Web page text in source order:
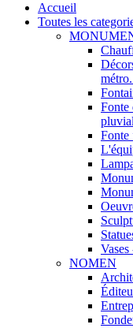
Accueil
Toutes les
Fonte
Fonte
NOMEN